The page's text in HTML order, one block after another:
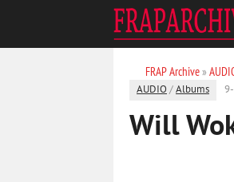
FRAP Archive»
AUDIO /Albums
Will